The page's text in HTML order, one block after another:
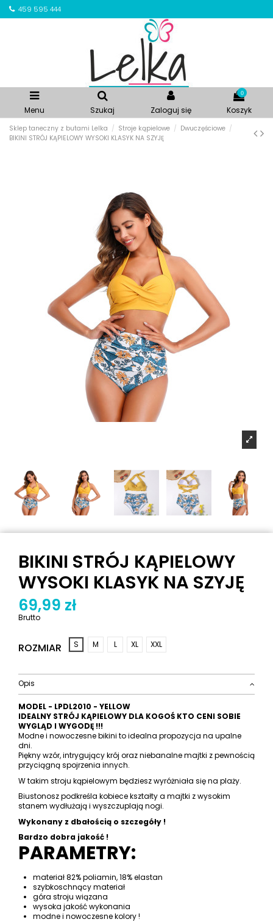
459 595 444
Menu Szukaj Zaloguj się
0
Koszyk
Sklep taneczny z butami Lelka Stroje kąpielowe
Dwuczęściowe
BIKINI STRÓJ KĄPIELOWY WYSOKI KLASYK NA SZYJĘ
BIKINI STRÓJ KĄPIELOWY
WYSOKI KLASYK NA SZYJĘ
69,99 zł
Brutto
ROZMIAR S M L XL XXL
Opis
MODEL - LPDL2010 - YELLOW
IDEALNY STRÓJ KĄPIELOWY DLA KOGOŚ KTO CENI SOBIE
WYGLĄD I WYGODĘ !!!
Modne i nowoczesne bikini to idealna propozycja na upalne
dni.
Piękny wzór, intrygujący krój oraz niebanalne majtki z pewnością
przyciągną spojrzenia innych.
W takim stroju kąpielowym będziesz wyróżniała się na plaży.
Biustonosz podkreśla kobiece kształty a majtki z wysokim
stanem wydłużają i wyszczuplają nogi.
Wykonany z dbałością o szczegóły !
Bardzo dobra jakość !
PARAMETRY:
materiał 82% poliamin, 18% elastan
szybkoschnący materiał
góra stroju wiązana
wysoka jakość wykonania
modne i nowoczesne kolory !